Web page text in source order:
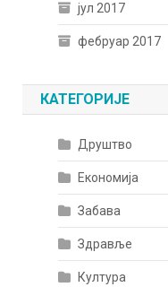
јул 2017
фебруар 2017
КАТЕГОРИЈЕ
Друштво
Економија
Забава
Здравље
Култура